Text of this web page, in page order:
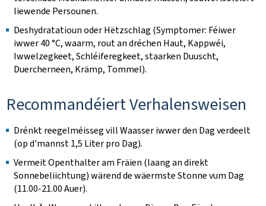
liewende Persounen.
Deshydratatioun oder Hëtzschlag (Symptomer: Féiwer
iwwer 40 °C, waarm, rout an dréchen Haut, Kappwéi,
Iwwelzegkeet, Schléiferegkeet, staarken Duuscht,
Duercherneen, Krämp, Tommel).
Recommandéiert Verhalensweisen
Drénkt reegelméisseg vill Waasser iwwer den Dag verdeelt
(op d'mannst 1,5 Liter pro Dag).
Vermeit Openthalter am Fräien (laang an direkt
Sonnebeliichtung) wärend de wäermste Stonne vum Dag
(11.00-21.00 Auer).